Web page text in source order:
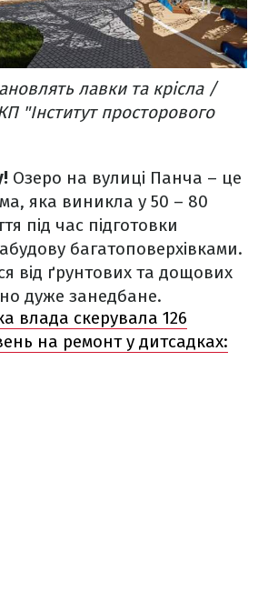
лавки та крісла /
"Інститут просторового
Озеро на вулиці Панча – це
яка виникла у 50 – 80
під час підготовки
багатоповерхівками.
від ґрунтових та дощових
дуже занедбане.
влада скерувала 126
на ремонт у дитсадках: